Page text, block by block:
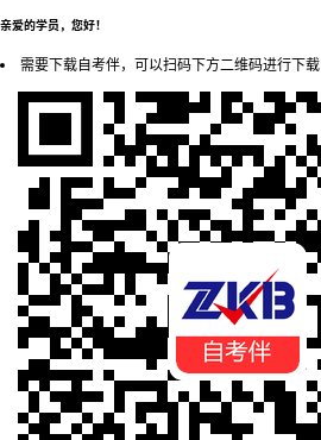
亲爱的学员，您好！
需要下载自考伴，可以扫码下方二维码进行下载